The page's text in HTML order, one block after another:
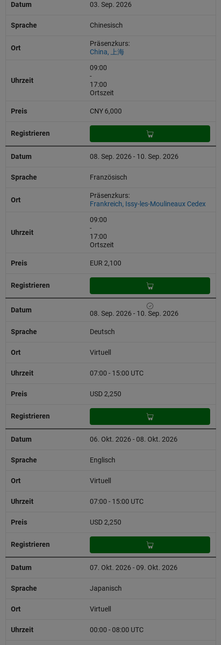
03. Sep. 2026
Chinesisch
Präsenzkurs:
China, 上海
09:00
-
17:00
Ortszeit
CNY 6,000
08. Sep. 2026 - 10. Sep. 2026
Französisch
Präsenzkurs:
Frankreich, Issy-les-Moulineaux Cedex
09:00
-
17:00
Ortszeit
EUR 2,100
08. Sep. 2026 - 10. Sep. 2026
Deutsch
Virtuell
07:00 - 15:00 UTC
USD 2,250
06. Okt. 2026 - 08. Okt. 2026
Englisch
Virtuell
07:00 - 15:00 UTC
USD 2,250
07. Okt. 2026 - 09. Okt. 2026
Japanisch
Virtuell
00:00 - 08:00 UTC